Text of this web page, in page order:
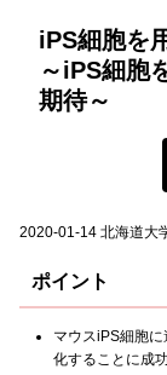
iPS細胞を
～iPS細胞
期待～
2020-01-14 北海道大
ポイント
マウスiPS細胞
化することに成功